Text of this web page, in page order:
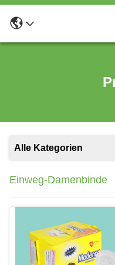
Alle Kategorien
Einweg-Damenbinde